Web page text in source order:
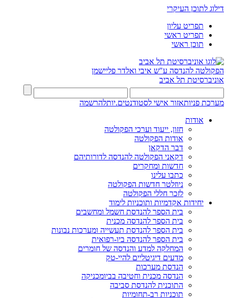
דילוג לתוכן העיקרי
תפריט עליון
תפריט ראשי
תוכן ראשי
הפקולטה להנדסה ע"ש איבי ואלדר פליישמן
אוניברסיטת תל אביב
מערכת פניותאזור אישי לסטודנטים.יותלהרשמה
אודות
חזון, ייעוד וערכי הפקולטה
אודות הפקולטה
דבר הדקאן
דקאני הפקולטה להנדסה לדורותיהם
חדשות ומחקרים
כתבו עלינו
ניוזלטר חדשות הפקולטה
לזכר חללי הפקולטה
יחידות אקדמיות ותוכניות לימוד
בית הספר להנדסת חשמל ומחשבים
בית הספר להנדסה מכנית
בית הספר להנדסת תעשייה ומערכות נבונות
בית הספר להנדסה ביו-רפואית
המחלקה למדע והנדסה של חומרים
מדעים דיגיטליים להיי-טק
הנדסת מערכות
הנדסה מכנית וחטיבה בביומכניקה
התוכנית להנדסת סביבה
תוכניות רב-תחומיות